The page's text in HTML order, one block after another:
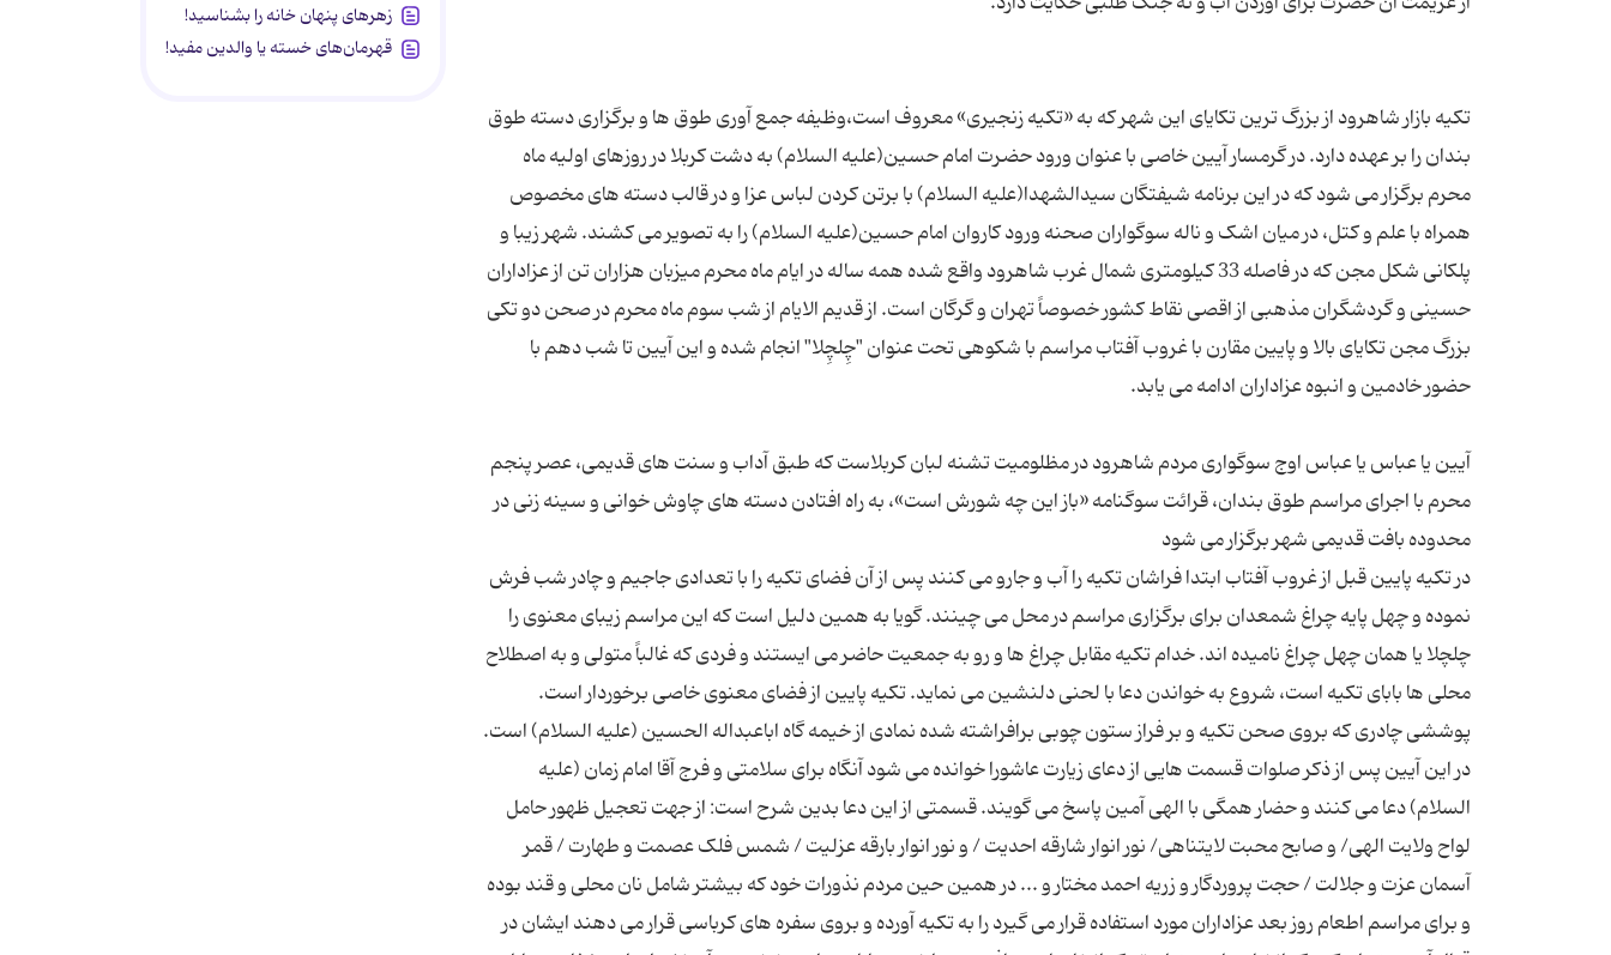
تکیه بازار شاهرود از بزرگ ترین تکایای این شهر که به «تکیه زنجیری» معروف است،وظیفه جمع آوری طوق ها و برگزاری دسته طوق
بندان را بر عهده دارد. در گرمسار آیین خاصی با عنوان ورود حضرت امام حسین(علیه السلام) به دشت کربلا در روزهای اولیه ماه
محرم برگزار می شود که در این برنامه شیفتگان سیدالشهدا(علیه السلام) با برتن کردن لباس عزا و در قالب دسته های مخصوص
همراه با علم و کتل، در میان اشک و ناله سوگواران صحنه ورود کاروان امام حسین(علیه السلام) را به تصویر می کشند. شهر زیبا و
پلکانی شکل مجن كه در فاصله 33 كیلومتری شمال غرب شاهرود واقع شده همه ساله در ایام ماه محرم میزبان هزاران تن از عزاداران
حسینی و گردشگران مذهبی از اقصی نقاط كشور خصوصاً تهران و گرگان است. از قدیم الایام از شب سوم ماه محرم در صحن دو تکی
بزرگ مجن تکایای بالا و پایین مقارن با غروب آفتاب مراسم با شکوهی تحت عنوان "چِلچِلا" انجام شده و این آیین تا شب دهم با
آیین یا عباس یا عباس اوج سوگواری مردم شاهرود در مظلومیت تشنه لبان کربلاست که طبق آداب و سنت های قدیمی، عصر پنجم
محرم با اجرای مراسم طوق بندان، قرائت سوگنامه «باز این چه شورش است»، به راه افتادن دسته های چاوش خوانی و سینه زنی در
در تکیه پایین قبل از غروب آفتاب ابتدا فراشان تکیه را آب و جارو می کنند پس از آن فضای تکیه را با تعدادی جاجیم و چادر شب فرش
نموده و چهل پایه چراغ شمعدان برای برگزاری مراسم در محل می چینند. گویا به همین دلیل است که این مراسم زیبای معنوی را
چلچلا یا همان چهل چراغ نامیده اند. خدام تکیه مقابل چراغ ها و رو به جمعیت حاضر می ایستند و فردی که غالباً متولی و به اصطلاح
محلی ها بابای تکیه است، شروع به خواندن دعا با لحنی دلنشین می نماید. تکیه پایین از فضای معنوی خاصی برخوردار است.
پوششی چادری که بروی صحن تکیه و بر فراز ستون چوبی برافراشته شده نمادی از خیمه گاه اباعبداله الحسین (علیه السلام) است.
در این آیین پس از ذکر صلوات قسمت هایی از دعای زیارت عاشورا خوانده می شود آنگاه برای سلامتی و فرج آقا امام زمان (علیه
السلام) دعا می کنند و حضار همگی با الهی آمین پاسخ می گویند. قسمتی از این دعا بدین شرح است: از جهت تعجیل ظهور حامل
لواح ولایت الهی/ و صابح محبت لایتناهی/ نور انوار شارقه احدیت / و نور انوار بارقه عزلیت / شمس فلک عصمت و طهارت / قمر
آسمان عزت و جلالت / حجت پروردگار و زریه احمد مختار و ... در همین حین مردم نذورات خود که بیشتر شامل نان محلی و قند بوده
و برای مراسم اطعام روز بعد عزاداران مورد استفاده قرار می گیرد را به تکیه آورده و بروی سفره های کرباسی قرار می دهند ایشان در
زهرهای پنهان خانه را بشناسید!
قهرمان‌های خسته یا والدین مفید!